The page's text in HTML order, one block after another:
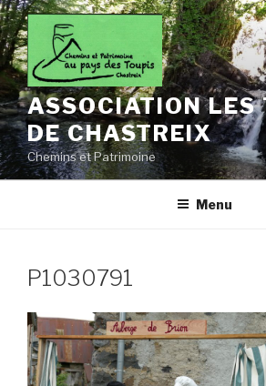
Aller
au
contenu
principal
ASSOCIATION LES
DE CHASTREIX
Chemins et Patrimoine
Menu
P1030791